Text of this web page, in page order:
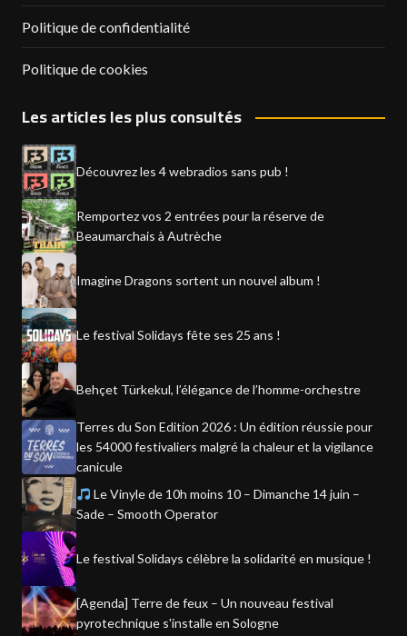
Politique de confidentialité
Politique de cookies
Les articles les plus consultés
Découvrez les 4 webradios sans pub !
Remportez vos 2 entrées pour la réserve de
Beaumarchais à Autrèche
Imagine Dragons sortent un nouvel album !
Le festival Solidays fête ses 25 ans !
Behçet Türkekul, l’élégance de l’homme-orchestre
Terres du Son Edition 2026 : Un édition réussie pour
les 54000 festivaliers malgré la chaleur et la vigilance
canicule
Le Vinyle de 10h moins 10 – Dimanche 14 juin –
Sade – Smooth Operator
Le festival Solidays célèbre la solidarité en musique !
[Agenda] Terre de feux – Un nouveau festival
pyrotechnique s'installe en Sologne